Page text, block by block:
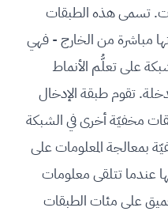
تسمى هذه الطبقات
مباشرة من الخارج - فهي
على تعلُّم الأنماط
تقوم طبقة الإدخال
مخفيّة أخرى في الشبكة
بمعالجة المعلومات على
عندما تتلقى معلومات
على مئات الطبقات